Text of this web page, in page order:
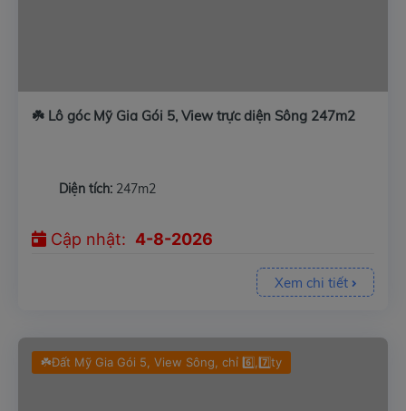
☘️ Lô góc Mỹ Gia Gói 5, View trực diện Sông 247m2
Diện tích: 247m2
Cập nhật: 4-8-2026
Xem chi tiết
☘️Đất Mỹ Gia Gói 5, View Sông, chỉ 6️⃣,7️⃣ty